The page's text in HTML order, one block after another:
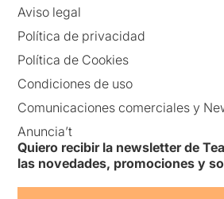
Aviso legal
Política de privacidad
Política de Cookies
Condiciones de uso
Comunicaciones comerciales y
Anuncia’t
Quiero recibir la newsletter de
las novedades, promociones y